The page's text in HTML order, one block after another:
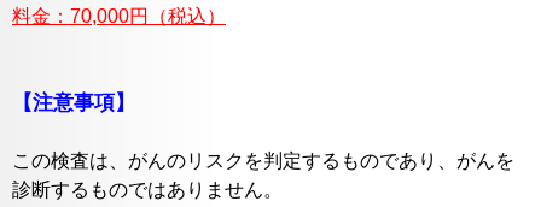
料金：70,000円（税込）
【注意事項】
この検査は、がんのリスクを判定するものであり、がんを
診断するものではありません。